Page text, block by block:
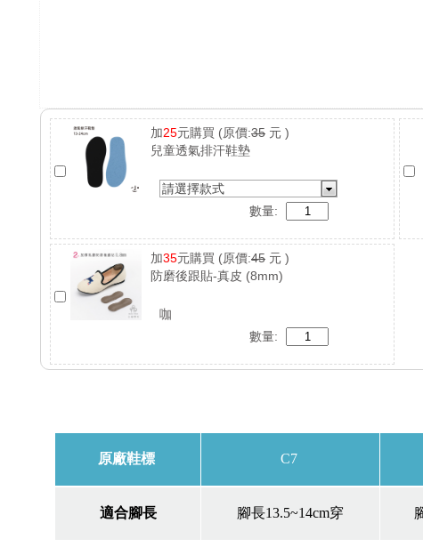
加25元購買 (原價:35 元 )
兒童透氣排汗鞋墊
請選擇款式
數量:
加35元購買 (原價:45 元 )
防磨後跟貼-真皮 (8mm)
咖
數量: